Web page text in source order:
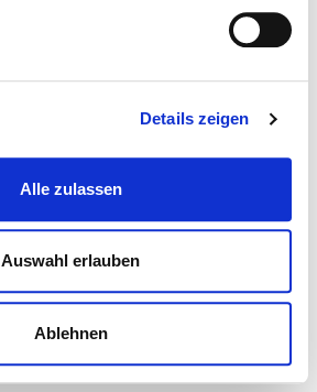
Details zeigen
Alle zulassen
Auswahl erlauben
Ablehnen